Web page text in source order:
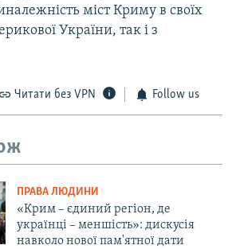
міст Криму в своїх
України, так і з
Читати без VPN Follow us
ПРАВА ЛЮДИНИ
«Крим – єдиний регіон, де
українці – меншість»: дискусія
навколо нової пам'ятної дати